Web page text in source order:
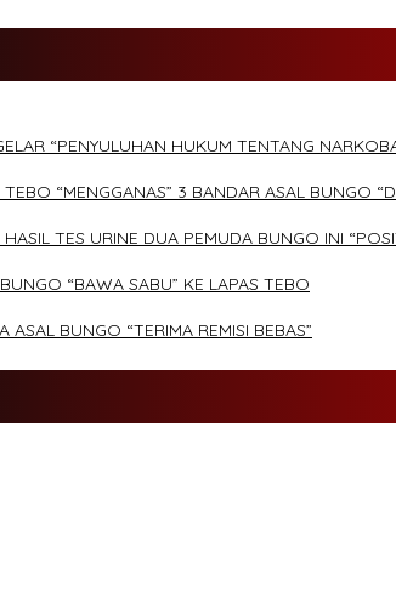
“PENYULUHAN HUKUM TENTANG
“MENGGANAS” 3 BANDAR ASAL BUNGO
TES URINE DUA PEMUDA BUNGO INI
“BAWA SABU” KE LAPAS TEBO
ASAL BUNGO “TERIMA REMISI BEBAS”